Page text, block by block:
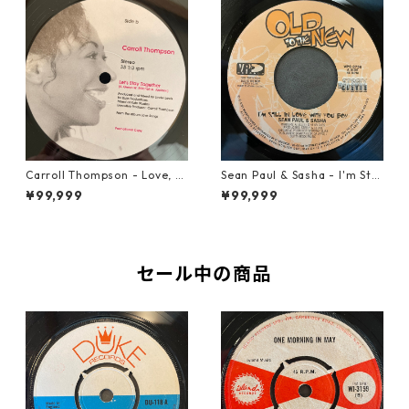
Carroll Thompson - Love, N
eed And Want You【12-2198
3】
¥99,999
Sean Paul & Sasha - I'm Still
In Love With You Boy【7-218
78】
¥99,999
セール中の商品